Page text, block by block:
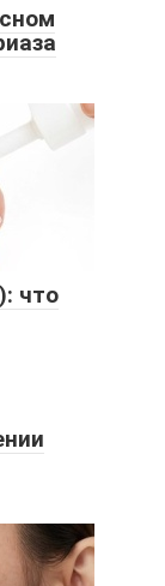
что